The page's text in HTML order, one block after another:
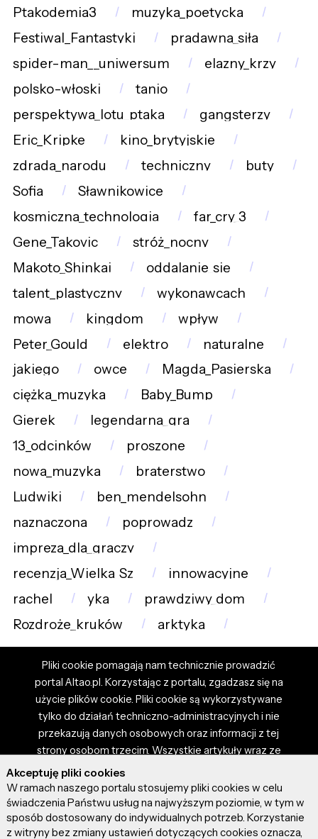
Ptakodemia3
muzyka_poetycka
Festiwal_Fantastyki
pradawna_siła
spider-man__uniwersum
elazny_krzy
polsko-włoski
tanio
perspektywa_lotu_ptaka
gangsterzy
Eric_Kripke
kino_brytyjskie
zdrada_narodu
techniczny
buty
Sofia
Sławnikowice
kosmiczna_technologia
far_cry_3
Gene_Takovic
stróż_nocny
Makoto_Shinkai
oddalanie_się
talent_plastyczny
wykonawcach
mowa
kingdom
wpływ
Peter_Gould
elektro
naturalne
jakiego
owce
Magda_Pasierska
ciężka_muzyka
Baby_Bump
Gierek
legendarna_gra
13_odcinków
proszone
nowa_muzyka
braterstwo
Ludwiki
ben_mendelsohn
naznaczona
poprowadz
impreza_dla_graczy
recenzja_Wielka_Sz
innowacyjne
rachel
yka
prawdziwy_dom
Rozdroże_kruków
arktyka
Pliki cookie pomagają nam technicznie prowadzić
portal Altao.pl. Korzystając z portalu, zgadzasz się na
użycie plików cookie. Pliki cookie są wykorzystywane
tylko do działań techniczno-administracyjnych i nie
przekazują danych osobowych oraz informacji z tej
strony osobom trzecim. Wszystkie artykuły wraz ze
zdjęciami i materiałami dostępnymi na portalu są
własnością użytkowników. Administrator i właściciel
portalu nie ponosi odpowiedzialności za tresci
prezentowane przez autorów artykułów. Dodając
artykuł, zgadzasz się z regulaminem portalu oraz
Akceptuję pliki cookies
W ramach naszego portalu stosujemy pliki cookies w celu
świadczenia Państwu usług na najwyższym poziomie, w tym w
sposób dostosowany do indywidualnych potrzeb. Korzystanie
z witryny bez zmiany ustawień dotyczących cookies oznacza,